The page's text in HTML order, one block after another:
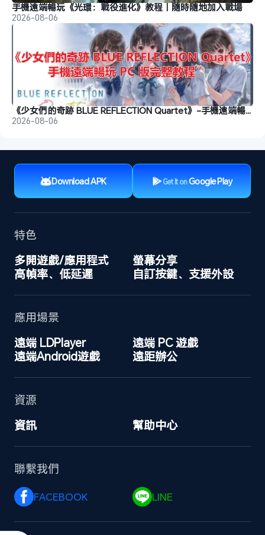
手機遠端暢玩《光環：戰役進化》教程｜隨時隨地加入戰場
2026-08-06
《少女們的奇跡 BLUE REFLECTION Quartet》-手機遠端暢玩教程
2026-08-06
Download APK Get It onGoogle Play
特色
多開遊戲/應用程式
螢幕分享
高幀率、低延遲
自訂按鍵、支援外設
應用場景
遠端 LDPlayer
遠端 PC 遊戲
遠端Android遊戲
遠距辦公
資源
資訊
幫助中心
聯繫我們
FACEBOOK LINE